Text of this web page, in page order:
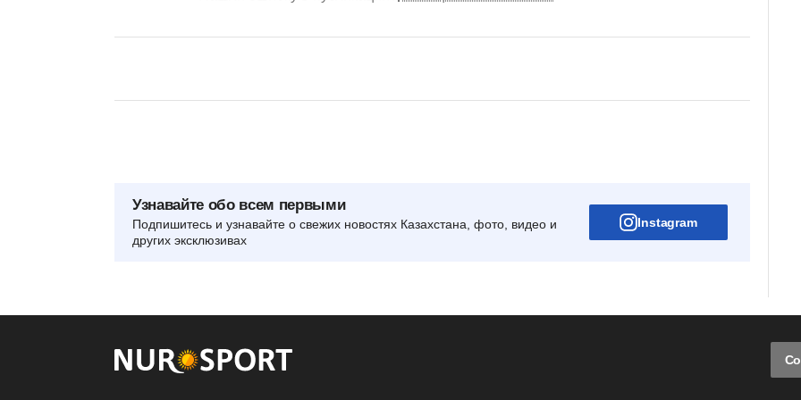
Узнавайте обо всем первыми
Подпишитесь и узнавайте о свежих новостях Казахстана, фото, видео и
других эксклюзивах
Instagram